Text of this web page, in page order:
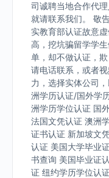
司诚聘当地合作代
就请联系我们。 敬
实教育部认证故意
高，挖坑骗留学学
单，却不做认证，
请电话联系，或者
力，选择实体公司
洲学历认证/国外学
洲学历学位认证 国
法国文凭认证 澳洲
证书认证 新加坡文
认证 美国大学毕业
书查询 美国毕业证
证 纽约学历学位认